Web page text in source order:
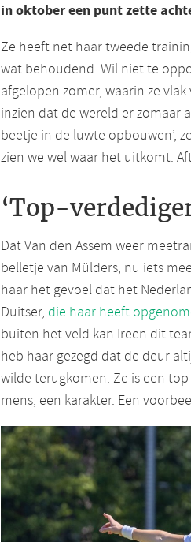
in oktober een punt zette
Ze heeft net haar tweede
wat behoudend. Wil niet te
afgelopen zomer, waarin ze
inzien dat de wereld er zomaar
beetje in de luwte opbouwen’,
zien we wel waar het uitkomt.
‘Top-
Dat Van den Assem weer
belletje van Mülders, nu iets
haar het gevoel dat het
Duitser, die haar heeft
buiten het veld kan Ireen dit
heb haar gezegd dat de deur
wilde terugkomen. Ze is een
mens, een karakter. Een